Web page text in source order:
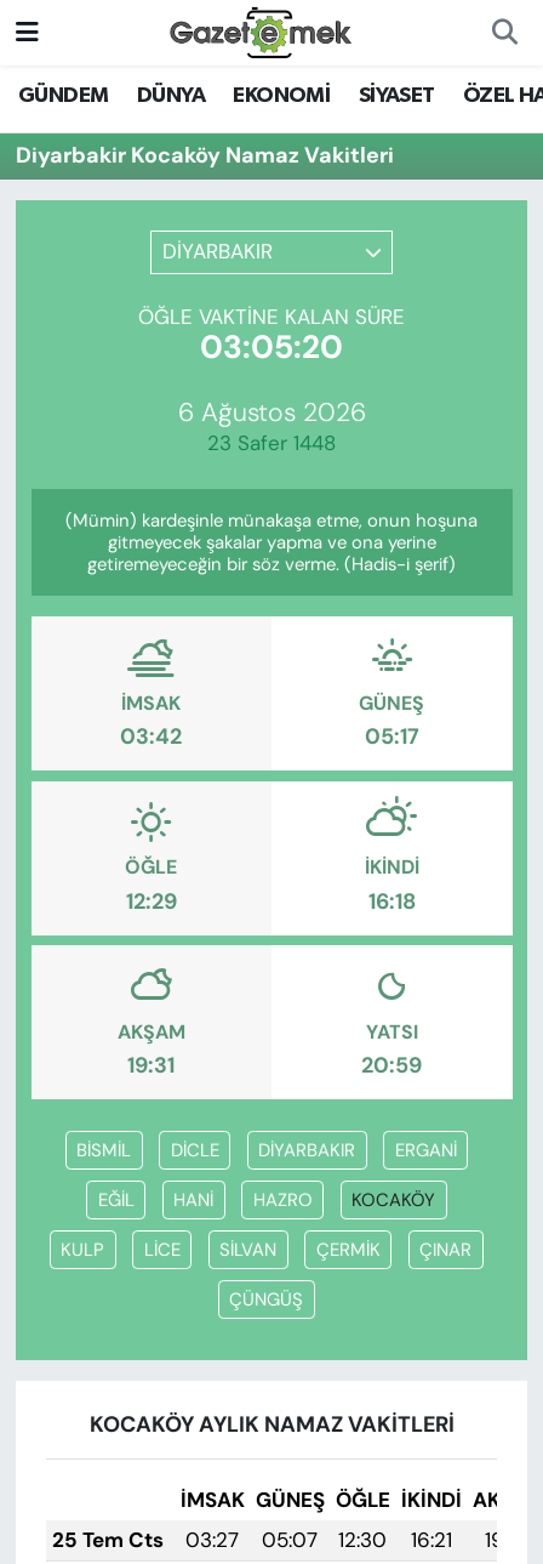
GÜNDEM DÜNYA EKONOMİ SİYASET ÖZEL
Diyarbakir Kocaköy Namaz Vakitleri
DİYARBAKIR
ÖĞLE VAKTINE KALAN SÜRE
03:05:20
6 Ağustos 2026
23 Safer 1448
(Mümin) kardeşinle münakaşa etme, onun hoşuna
gitmeyecek şakalar yapma ve ona yerine
getiremeyeceğin bir söz verme. (Hadis-i şerif)
İMSAK
03:42
GÜNEŞ
05:17
ÖĞLE
12:29
İKINDI
16:18
AKŞAM
19:31
YATSI
20:59
BİSMİL DİCLE DİYARBAKIR ERGANİ
EĞİL HANİ HAZRO KOCAKÖY
KULP LİCE SİLVAN ÇERMİK ÇINAR
ÇÜNGÜŞ
KOCAKÖY AYLIK NAMAZ VAKITLERI
İMSAK GÜNEŞ ÖĞLE İKINDI
25 Tem Cts
03:27 05:07 12:30 16:21
19:42
DÜNYA
EKONOMİ
YENİ MEDYADA EMEK
GAZETECİLİĞİNİ GELİŞTİRMEK
EĞİTİM
KADIN
SAĞLIK
KÜLTÜR-SANAT
MAGAZİN
ÖZEL HABER
SİYASET
VAN VE DİYARBAKIR HABERLERİ
Nöbetçi Eczaneler
Hava Durumu
Trafik Durumu
Süper Lig Puan Durumu ve Fikstür
Tüm Manşetler
Haber Arşivi